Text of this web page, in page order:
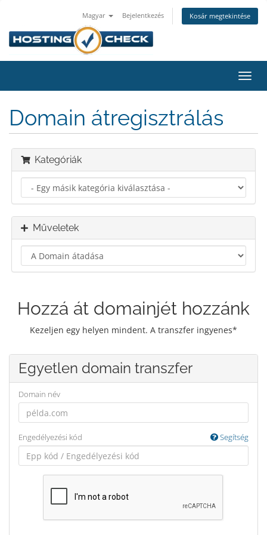
Magyar Bejelentkezés Kosár megtekintése
a
Domain átregisztrálás
Kategóriák
Műveletek
Hozzá át domainjét hozzánk
Kezeljen egy helyen mindent. A transzfer ingyenes*
Egyetlen domain transzfer
Domain név
Engedélyezési kód Segítség